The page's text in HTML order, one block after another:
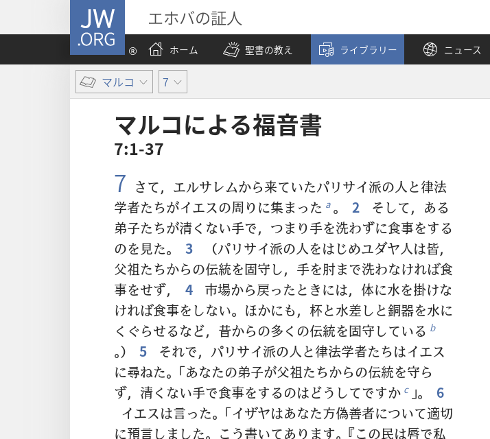
JW.ORG エホバの証人
ホーム
聖書の教え ライブラリー ニュース
マルコ 7
マルコ​に​よる​福音​書
7:1-37
7 さて，エルサレムから来ていたパリサイ派の人と律法
学者たちがイエスの周りに集まった a 。 2
そして，ある
弟子たちが清くない手で，つまり手を洗わずに食事をする
のを見た。
3
（パリサイ派の人をはじめユダヤ人は皆，
父祖たちからの伝統を固守し，手を肘まで洗わなければ食
事をせず，
4
市場から戻ったときには，体に水を掛けな
ければ食事をしない。ほかにも，杯と水差しと銅器を水に
くぐらせるなど，昔からの多くの伝統を固守している b
。） 5
それで，パリサイ派の人と律法学者たちはイエス
に尋ねた。「あなたの弟子が父祖たちからの伝統を守ら
ず，清くない手で食事をするのはどうしてですか c 」。
6
イエスは言った。「イザヤはあなた方偽善者について適切
に預言しました。こう書いてあります。『この民は唇で私